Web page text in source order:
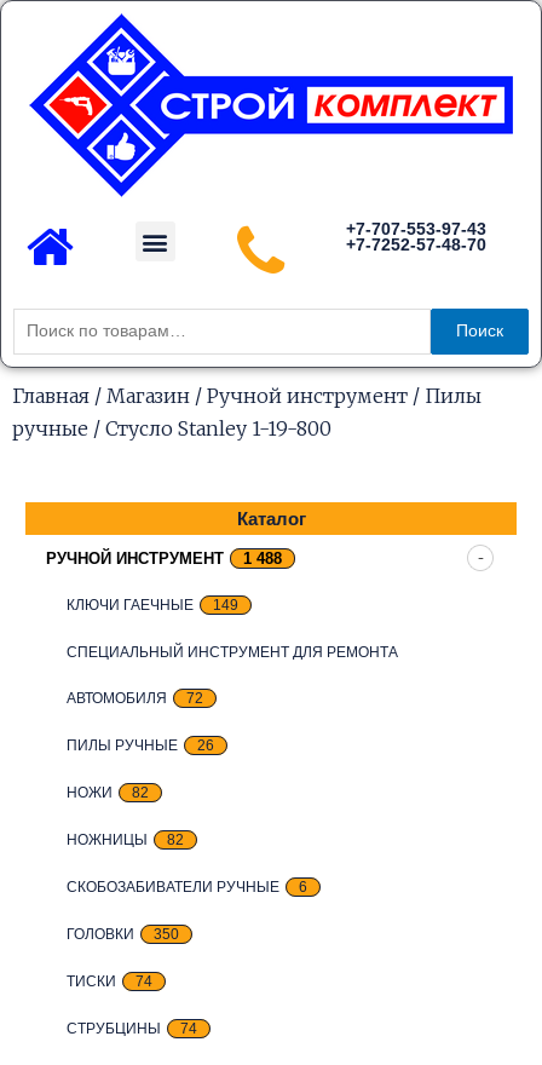
Перейти
содержимому
Menu
+7-707-553-97-43
+7-7252-57-48-70
Искать:
Поиск
Главная / Магазин / Ручной инструмент / Пилы
ручные / Стусло Stanley 1-19-800
Каталог
РУЧНОЙ ИНСТРУМЕНТ 1 488
КЛЮЧИ ГАЕЧНЫЕ 149
СПЕЦИАЛЬНЫЙ ИНСТРУМЕНТ ДЛЯ РЕМОНТА
АВТОМОБИЛЯ 72
ПИЛЫ РУЧНЫЕ 26
НОЖИ 82
НОЖНИЦЫ 82
СКОБОЗАБИВАТЕЛИ РУЧНЫЕ 6
ГОЛОВКИ 350
ТИСКИ 74
СТРУБЦИНЫ 74